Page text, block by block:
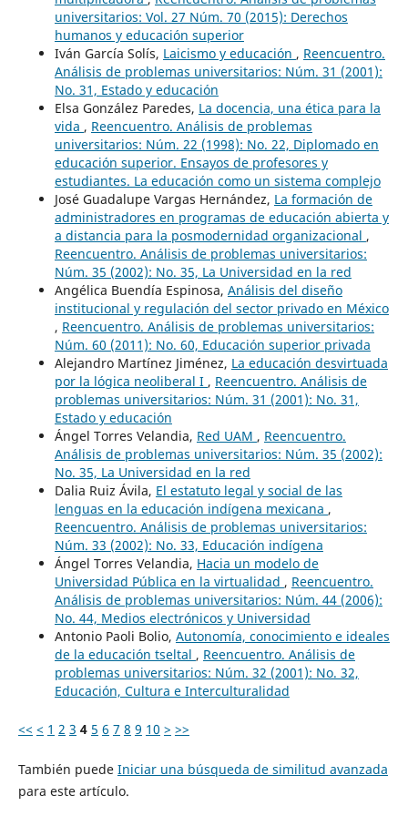
universitarios: Vol. 27 Núm. 70 (2015): Derechos
humanos y educación superior
Iván García Solís, Laicismo y educación , Reencuentro.
Análisis de problemas universitarios: Núm. 31 (2001):
No. 31, Estado y educación
Elsa González Paredes, La docencia, una ética para la
vida , Reencuentro. Análisis de problemas
universitarios: Núm. 22 (1998): No. 22, Diplomado en
educación superior. Ensayos de profesores y
estudiantes. La educación como un sistema complejo
José Guadalupe Vargas Hernández, La formación de
administradores en programas de educación abierta y
a distancia para la posmodernidad organizacional ,
Reencuentro. Análisis de problemas universitarios:
Núm. 35 (2002): No. 35, La Universidad en la red
Angélica Buendía Espinosa, Análisis del diseño
institucional y regulación del sector privado en México
, Reencuentro. Análisis de problemas universitarios:
Núm. 60 (2011): No. 60, Educación superior privada
Alejandro Martínez Jiménez, La educación desvirtuada
por la lógica neoliberal I , Reencuentro. Análisis de
problemas universitarios: Núm. 31 (2001): No. 31,
Estado y educación
Ángel Torres Velandia, Red UAM , Reencuentro.
Análisis de problemas universitarios: Núm. 35 (2002):
No. 35, La Universidad en la red
Dalia Ruiz Ávila, El estatuto legal y social de las
lenguas en la educación indígena mexicana ,
Reencuentro. Análisis de problemas universitarios:
Núm. 33 (2002): No. 33, Educación indígena
Ángel Torres Velandia, Hacia un modelo de
Universidad Pública en la virtualidad , Reencuentro.
Análisis de problemas universitarios: Núm. 44 (2006):
No. 44, Medios electrónicos y Universidad
Antonio Paoli Bolio, Autonomía, conocimiento e ideales
de la educación tseltal , Reencuentro. Análisis de
problemas universitarios: Núm. 32 (2001): No. 32,
Educación, Cultura e Interculturalidad
<< < 1 2 3 4 5 6 7 8 9 10 > >>
También puede Iniciar una búsqueda de similitud avanzada
para este artículo.